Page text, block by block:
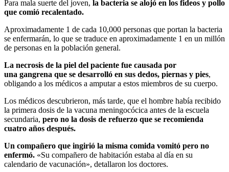
Para mala suerte del joven, la bacteria se alojó en los fideos y pollo
que comió recalentado.
Aproximadamente 1 de cada 10,000 personas que portan la bacteria
se enfermarán, lo que se traduce en aproximadamente 1 en un millón
de personas en la población general.
La necrosis de la piel del paciente fue causada por
una gangrena que se desarrolló en sus dedos, piernas y pies,
obligando a los médicos a amputar a estos miembros de su cuerpo.
Los médicos descubrieron, más tarde, que el hombre había recibido
la primera dosis de la vacuna meningocócica antes de la escuela
secundaria, pero no la dosis de refuerzo que se recomienda
cuatro años después.
Un compañero que ingirió la misma comida vomitó pero no
enfermó. «Su compañero de habitación estaba al día en su
calendario de vacunación», detallaron los doctores.